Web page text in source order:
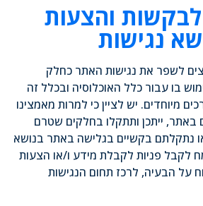
לבקשות והצעות
נגישות
לשפר את נגישות האתר כחלק
בו עבור כלל האוכלוסיה ובכלל זה
מיוחדים. יש לציין כי למרות מאמצינו
ייתכן ותתקלו בחלקים שטרם
נתקלתם בקשיים בגלישה באתר בנושא
לקבל פניות לקבלת מידע ו/או הצעות
על הבעיה, לרכז תחום הנגישות